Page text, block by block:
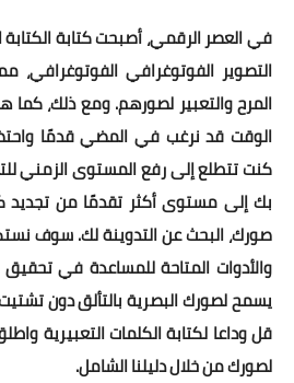
في العصر الرقمي، أصبحت كتابة الكتابة
التصوير الفوتوغرافي
المرح والتعبير لصورهم. ومع ذلك، كما
الوقت قد نرغب في المضي قدمًا
كنت تتطلع إلى رفع المستوى الزمني
بك إلى مستوى أكثر تقدمًا من تجديد
صورك، البحث عن التدوينة لك. سوف
والأدوات المتاحة للمساعدة في
يسمح لصورك البصرية بالتألق دون تشتيت
قل وداعا لكتابة الكلمات التعبيرية
لصورك من خلال دليلنا الشامل.